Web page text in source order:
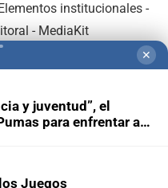
Elementos institucionales-
- MediaKit
con:
✕
y juventud”, el
para enfrentar a
Juegos